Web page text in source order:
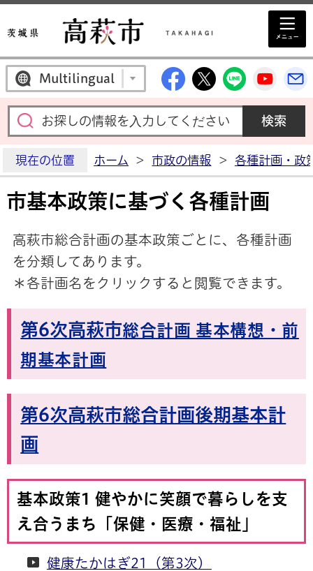
Multilingual 高萩市公式
高萩市公式X
高萩市
高
現在の位置 ホーム > 市政の情報 > 各種計画・政
市基本政策に基づく各種計画
高萩市総合計画の基本政策ごとに、各種計画
を分類してあります。
＊各計画名をクリックすると閲覧できます。
第6次高萩市総合計画 基本構想・前
期基本計画
第6次高萩市総合計画後期基本計
画
基本政策1 健やかに笑顔で暮らしを支
え合うまち「保健・医療・福祉」
健康たかはぎ21（第3次）